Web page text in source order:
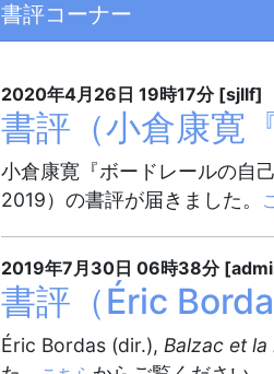
書評コーナー
2020年4月26日 19時17分 [sjllf]
書評（小倉康寛
小倉康寛『ボードレールの自
2019）の書評が届きました。
2019年7月30日 06時38分
書評（Éric
Éric Bordas (dir.), Balzac et la